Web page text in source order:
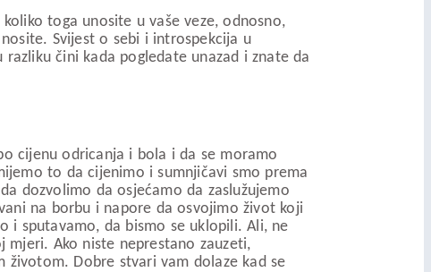
toga unosite u vaše veze, odnosno,
Svijest o sebi i introspekcija u
čini kada pogledate unazad i znate da
cijenu odricanja i bola i da se moramo
to da cijenimo i sumnjičavi smo prema
dozvolimo da osjećamo da zaslužujemo
na borbu i napore da osvojimo život koji
i sputavamo, da bismo se uklopili. Ali, ne
Ako niste neprestano zauzeti,
Dobre stvari vam dolaze kad se